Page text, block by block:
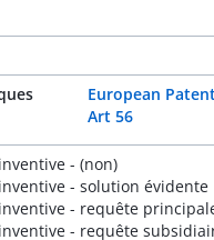
European
Art 56
- (non)
- solution évidente
- requête
- requête